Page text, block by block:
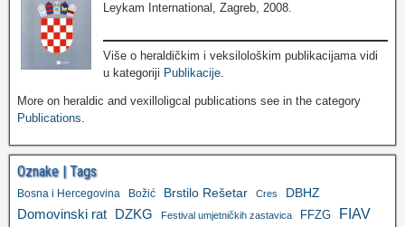
Leykam International, Zagreb, 2008.
Više o heraldičkim i veksilološkim publikacijama vidi
u kategoriji Publikacije.
More on heraldic and vexilloligcal publications see in the category
Publications.
Oznake | Tags
Bosna i Hercegovina Božić Brstilo Rešetar Cres DBHZ
Domovinski rat DZKG Festival umjetničkih zastavica FFZG FIAV